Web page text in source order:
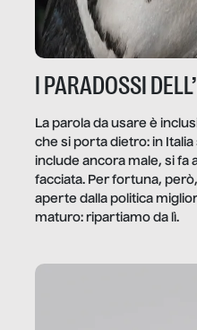
I PARADOSSI
La parola da usare è
che si porta dietro: in
include ancora male, si
facciata. Per fortuna,
aperte dalla politica
maturo: ripartiamo da lì.